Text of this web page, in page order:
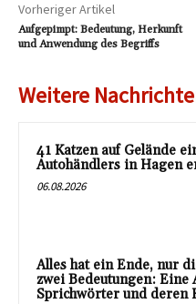
Vorheriger Artikel
Aufgepimpt: Bedeutung, Herkunft
und Anwendung des Begriffs
Weitere
41 Katzen auf Gelände
Autohändlers in Hagen
06.08.2026
Alles hat ein Ende, nur
zwei Bedeutungen: Eine
Sprichwörter und deren